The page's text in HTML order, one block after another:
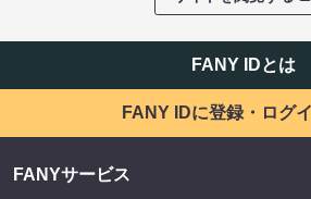
FANY IDとは
FANY IDに登録・ログ
FANYサービス